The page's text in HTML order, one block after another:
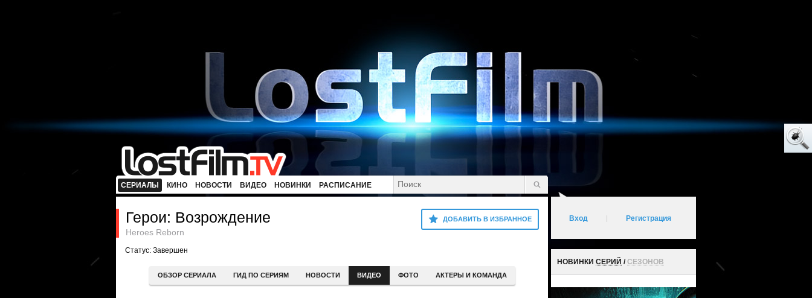
СЕРИАЛЫ КИНО НОВОСТИ ВИДЕО НОВИНКИ РАСПИСАНИЕ
ДОБАВИТЬ В ИЗБРАННОЕ
Герои: Возрождение
Heroes Reborn
Статус: Завершен
ОБЗОР СЕРИАЛА ГИД ПО СЕРИЯМ НОВОСТИ ВИДЕО ФОТО АКТЕРЫ И КОМАНДА
Вход Регистрация
НОВИНКИ СЕРИЙ /СЕЗОНОВ